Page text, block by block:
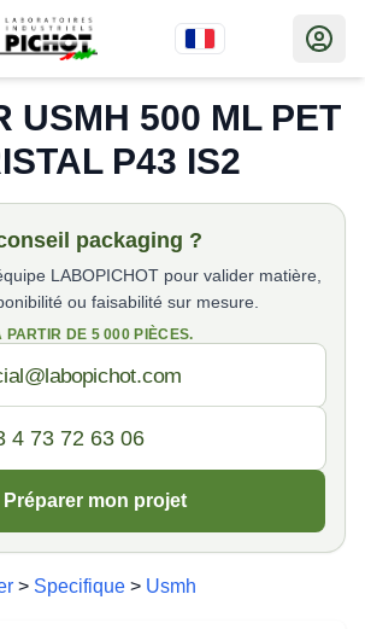
USMH 500 ML PET
P43 IS2
packaging ?
LABOPICHOT pour valider matière,
ou faisabilité sur mesure.
DE 5 000 PIÈCES.
Préparer mon projet
> Specifique > Usmh